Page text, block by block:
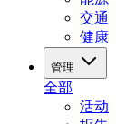
交通
健康
管理
全部
活动